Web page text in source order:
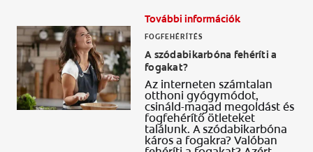
További információk
FOGFEHÉRÍTÉS
A szódabikarbóna fehéríti a
fogakat?
Az interneten számtalan
otthoni gyógymódot,
csináld-magad megoldást és
fogfehérítő ötleteket
találunk. A szódabikarbóna
káros a fogakra? Valóban